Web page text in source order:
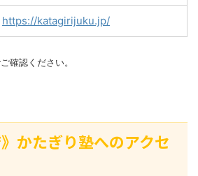
https://katagirijuku.jp/
確認ください。
かたぎり塾へのアクセ